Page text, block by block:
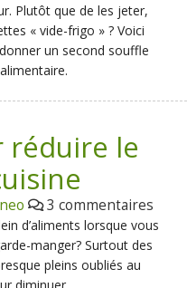
Plutôt que de les jeter,
« vide-frigo » ? Voici
un second souffle
réduire le
3 commentaires
d’aliments lorsque vous
manger? Surtout des
pleins oubliés au
diminuer